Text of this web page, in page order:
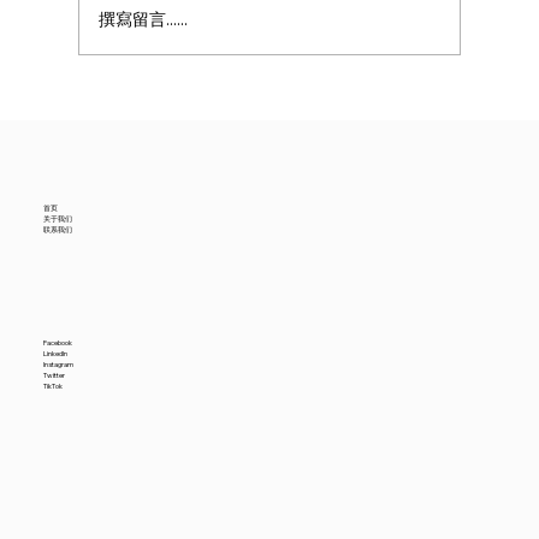
撰寫留言......
首页
关于我们
联系我们
Facebook
LinkedIn
Instagram
Twitter
TikTok